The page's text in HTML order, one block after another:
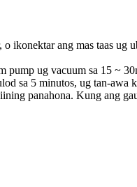
ikonektar ang mas taas ug
pump ug vacuum sa 15 ~
sa 5 minutos, ug tan-
panahona. Kung ang